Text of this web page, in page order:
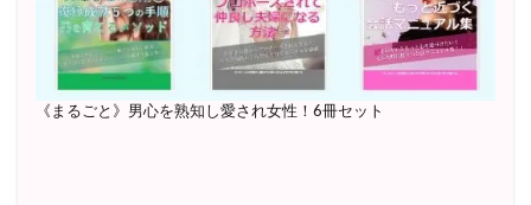
《まるごと》男心を熟知し愛され女性！6冊セット